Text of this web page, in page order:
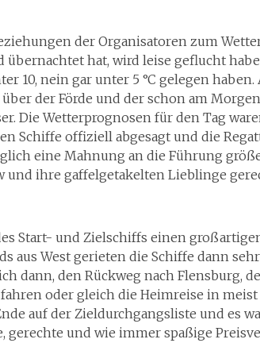
der Organisatoren zum
übernachtet hat, wird leise geflucht
10, nein gar unter 5 °C gelegen haben.
der Förde und der schon am
Die Wetterprognosen für den Tag
Schiffe offiziell abgesagt und die
eine Mahnung an die Führung
und ihre gaffelgetakelten Lieblinge
Start- und Zielschiffs einen
aus West gerieten die Schiffe dann
dann, den Rückweg nach Flensburg,
oder gleich die Heimreise in
auf der Zieldurchgangsliste und es
gerechte und wie immer spaßige